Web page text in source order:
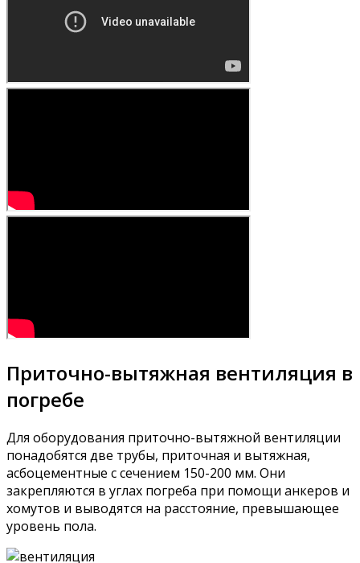
Приточно-вытяжная вентиляция в
погребе
Для оборудования приточно-вытяжной вентиляции
понадобятся две трубы, приточная и вытяжная,
асбоцементные с сечением 150-200 мм. Они
закрепляются в углах погреба при помощи анкеров и
хомутов и выводятся на расстояние, превышающее
уровень пола.